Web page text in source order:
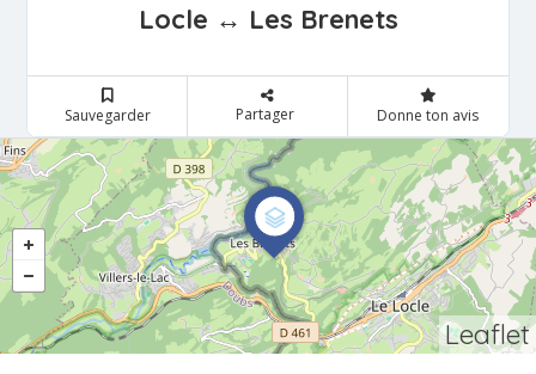
Locle ↔ Les Brenets
Sauvegarder Partager Donne ton avis
Leaflet